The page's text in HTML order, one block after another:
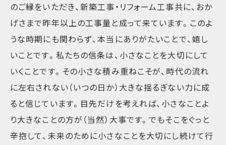
のご縁をいただき、新築工事・リフォーム工事共に、おか
げさまで昨年以上の工事量と成って来ています。このよ
うな時期にも関わらず、本当にありがたいことで、嬉し
いことです。私たちの信条は、小さなことを大切にして
いくことです。その小さな積み重ねこそが、時代の流れ
に左右されない（いつの日か）大きな揺るぎない力に成
ると信じています。目先だけを考えれば、小さなことよ
り大きなことの方が（当然）大事です。でもそこをぐっと
辛抱して、未来のために小さなことを大切にし続けて行